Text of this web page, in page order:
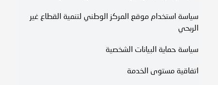
سياسة استخدام موقع المركز الوطني لتنمية القطاع غير
الربحي
سياسة حماية البيانات الشخصية
اتفاقية مستوى الخدمة​